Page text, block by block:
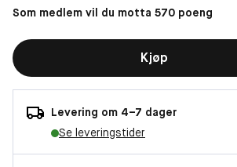
Som medlem vil du motta 570 poeng
Kjøp
Levering om 4–7 dager
Se leveringstider